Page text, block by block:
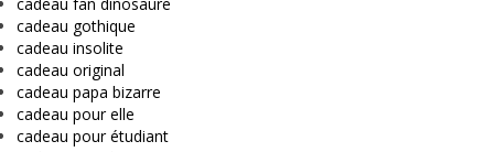
cadeau gothique
cadeau insolite
cadeau original
cadeau papa bizarre
cadeau pour elle
cadeau pour étudiant